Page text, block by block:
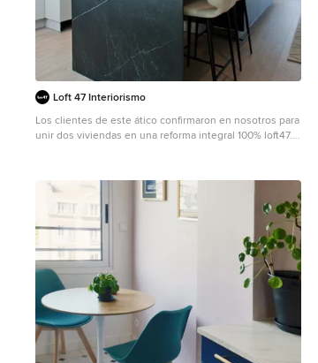
Loft 47 Interiorismo
Los clientes de este ático confirmaron en nosotros para
unir dos viviendas en una reforma integral 100% loft47.
zona living, un espacio completamente abierto, se
encuentra presidido por una gran isla donde se
combinan lacas metalizadas con una elegante encimera
en porcelánico negro. La zona noche y la zona living se
encuentra conectado por un pasillo con puertas en
carpintería metálica. En la zona noche destacan las
puertas correderas de suelo a techo, así como el
cuidado diseño del baño de la habitación de
matrimonio con detalles de grifería empotrada en
negro, y mampara en cristal fumé. Ambas zonas quedan
enmarcadas por dos grandes terrazas, donde la familia
podrá disfrutar de esta nueva casa diseñada